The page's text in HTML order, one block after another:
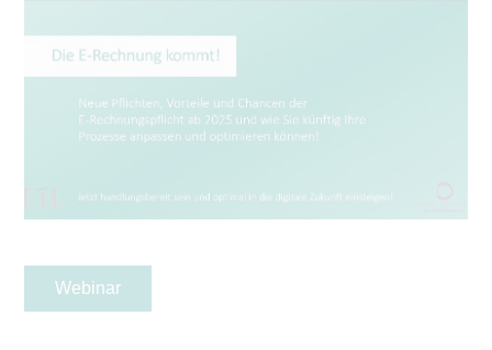
Webinar